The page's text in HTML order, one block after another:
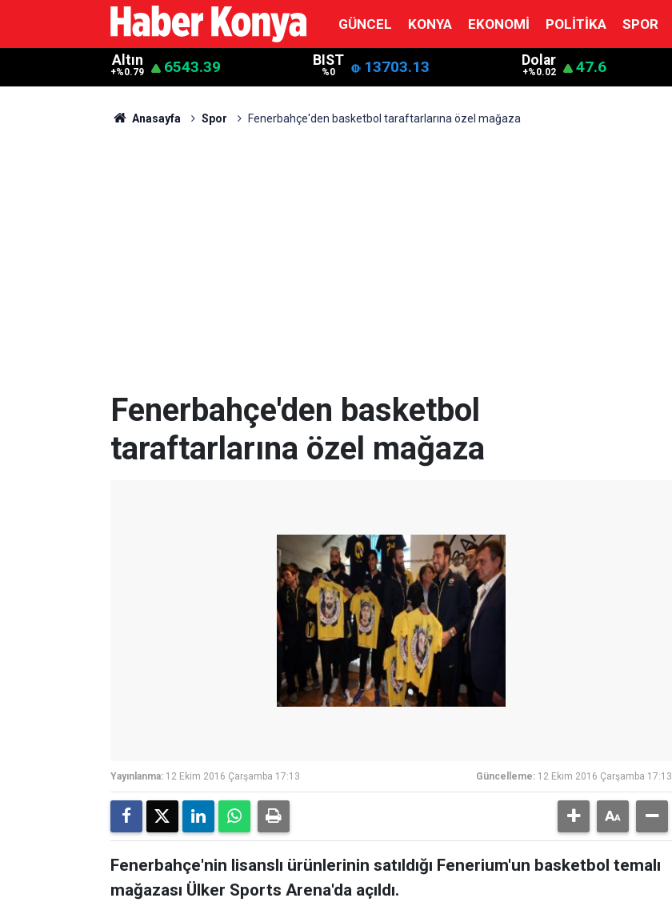
GÜNCEL KONYA EKONOMI POLITIKA SPOR
Altın
+%0.79 6543.39 BIST
%0 13703.13 Dolar
+%0.02 47.6
Anasayfa Spor Fenerbahçe'den basketbol taraftarlarına özel mağaza
Fenerbahçe'den basketbol
taraftarlarına özel mağaza
Yayınlanma: 12 Ekim 2016 Çarşamba 17:13 Güncelleme: 12 Ekim 2016 Çarşamba 17:13
Fenerbahçe'nin lisanslı ürünlerinin satıldığı Fenerium'un basketbol temalı
mağazası Ülker Sports Arena'da açıldı.